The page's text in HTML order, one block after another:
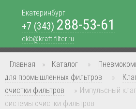
Екатеринбург
+7 (343) 288-53-61
ekb@kraft-filter.ru
Главная » Каталог »
для промышленных фильтров
»
очистки фильтров
» Импульсный
системы очистки фильтров